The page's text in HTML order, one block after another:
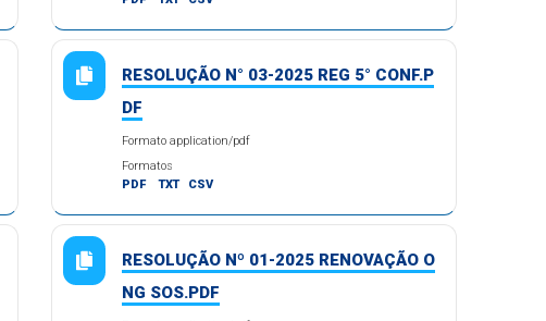
RESOLUÇÃO N° 03-2025 REG 5° CONF.P
DF
Formato application/pdf
Formatos
PDF
TXT CSV
RESOLUÇÃO Nº 01-2025 RENOVAÇÃO O
NG SOS.PDF